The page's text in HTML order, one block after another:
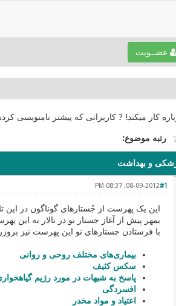
عضــویت
کار میکند! ? کاربرانی که پیشتر نامنویسی
رتبه موضوع:
و بهداشت
#1
08-09-2012, 08:37 PM
این یک پهرست از جُستارهای گوناگون در این
بمهر پیش از آغاز جستار نو در تالار به این
با فرستادن جستارهای نو این پهرست نیز
بیماری‌های مختلف روحی‌ و روانی‌
سکس کثیف
پاسخ به شبهات در مورد رژیم
افسردگی
اعتیاد و مواد مخدر